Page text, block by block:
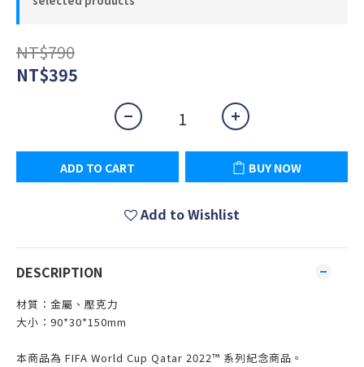
NT$790
NT$395
ADD TO CART BUY NOW
Add to Wishlist
DESCRIPTION
材質：金屬、壓克力
大小：90*30*150mm
本商品為 FIFA World Cup Qatar 2022™ 系列紀念商品。